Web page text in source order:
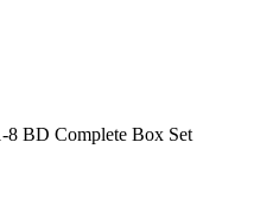
8 BD Complete Box Set